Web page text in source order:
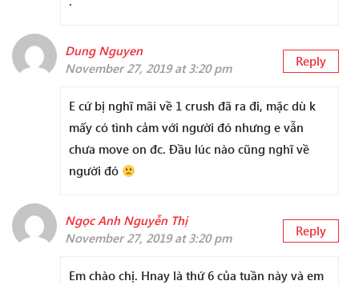
Dung Nguyen
November 27, 2019 at 3:20 pm
Reply
E cứ bị nghĩ mãi về 1 crush đã ra đi, mặc dù k
mấy có tình cảm với người đó nhưng e vẫn
chưa move on đc. Đầu lúc nào cũng nghĩ về
người đó
Ngọc Anh Nguyễn Thị
November 27, 2019 at 3:20 pm
Reply
Em chào chị. Hnay là thứ 6 của tuần này và em